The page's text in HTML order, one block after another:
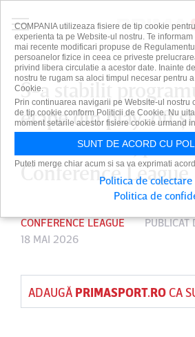
S-a stabilit
etape din play-off
meci de baraj
Conference League
CONFERENCE LEAGUE PUBLICAT
18 MAI 2026
ADAUGĂ PRIMASPORT.ROCA
COMPANIA utilizeaza fisiere de tip cookie
experienta ta pe Website-ul nostru. Te
mai recente modificari propuse de
persoanelor fizice in ceea ce priveste
privind libera circulatie a acestor date. Inainte
nostru te rugam sa aloci timpul necesar pentru
Cookie.
Prin continuarea navigarii pe Website-ul
de tip cookie conform Politicii de Cookie. Nu
moment setarile acestor fisiere cookie urmand
SUNT DE ACORD CU
Puteti merge chiar acum si sa va exprimati
Politica de
Politica de